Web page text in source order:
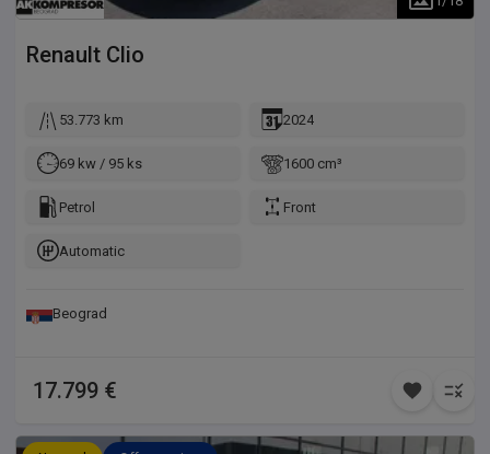
Renault Clio
53.773 km 2024
69 kw / 95 ks 1600 cm³
Petrol Front
Automatic
Beograd
17.799 €